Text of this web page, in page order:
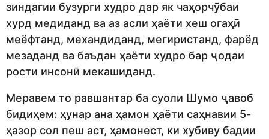
зиндагии бузурги худро дар як чаҳорчӯбаи
хурд медиданд ва аз асли ҳаёти хеш огаҳӣ
меёфтанд, механдиданд, мегиристанд, фарёд
мезаданд ва баъдан ҳаёти худро бар ҷодаи
рости инсонӣ мекашиданд.
Меравем то равшантар ба суоли Шумо ҷавоб
бидиҳем: ҳунар ана ҳамон ҳаёти саҳнавии 5-
ҳазор сол пеш аст, ҳамонест, ки хубиву бадии